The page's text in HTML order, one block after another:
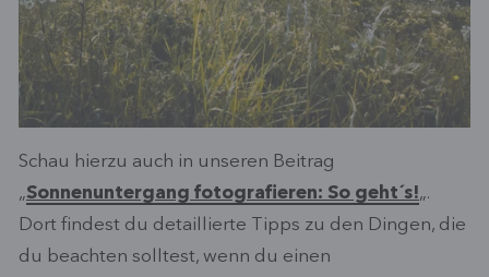
Schau hierzu auch in unseren Beitrag
„Sonnenuntergang fotografieren: So geht´s!„.
Dort findest du detaillierte Tipps zu den Dingen, die
du beachten solltest, wenn du einen